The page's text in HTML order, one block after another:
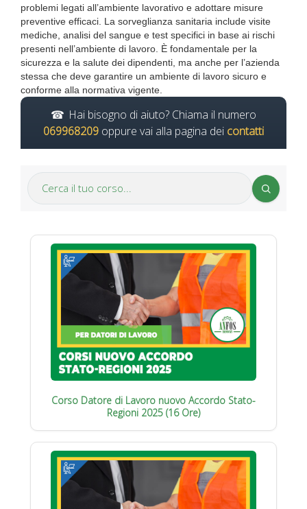
problemi legati all’ambiente lavorativo e adottare misure
preventive efficaci. La sorveglianza sanitaria include visite
mediche, analisi del sangue e test specifici in base ai rischi
presenti nell’ambiente di lavoro. È fondamentale per la
sicurezza e la salute dei dipendenti, ma anche per l’azienda
stessa che deve garantire un ambiente di lavoro sicuro e
conforme alla normativa vigente.
Hai bisogno di aiuto? Chiama il numero
069968209 oppure vai alla pagina dei contatti
Corso Datore di Lavoro nuovo Accordo Stato-
Regioni 2025 (16 Ore)